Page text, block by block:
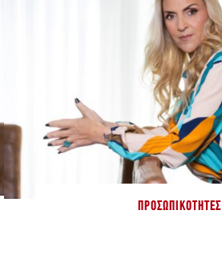
ΠΡΟΣΩΠΙΚΌΤΗΤΕΣ